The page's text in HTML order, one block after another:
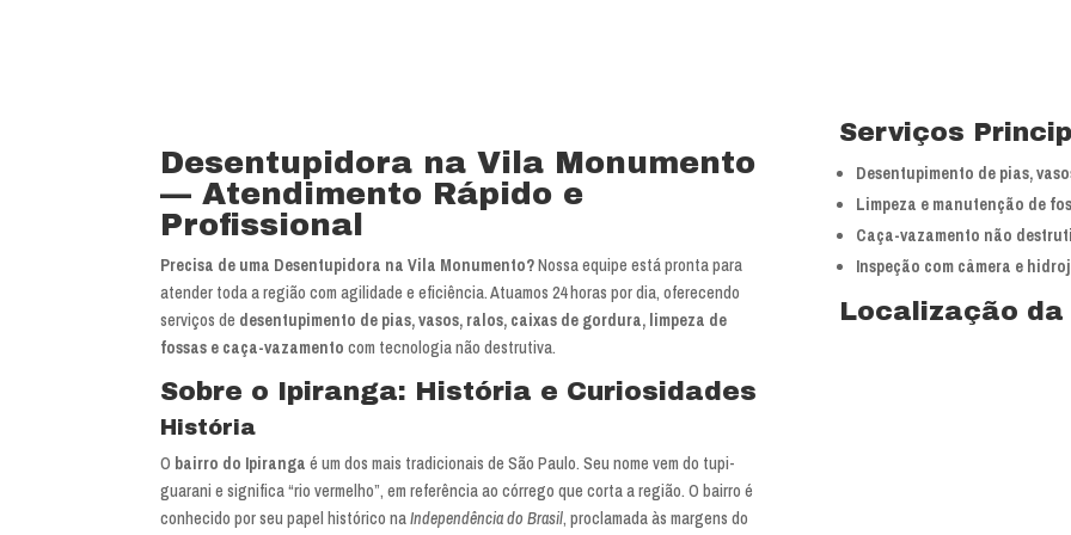
Desentupidora na Vila Monumento
— Atendimento Rápido e
Profissional
Precisa de uma Desentupidora na Vila Monumento?Nossa equipe está pronta para
atender toda a região com agilidade e eficiência. Atuamos 24 horas por dia, oferecendo
serviços de desentupimento de pias, vasos, ralos, caixas de gordura, limpeza de
fossas e caça-vazamento com tecnologia não destrutiva.
Sobre o Ipiranga: História e Curiosidades
História
O bairro do Ipiranga é um dos mais tradicionais de São Paulo. Seu nome vem do tupi-
guarani e significa “rio vermelho”, em referência ao córrego que corta a região. O bairro é
conhecido por seu papel histórico naIndependência do Brasil, proclamada às margens do
Serviços
Desentupimento de pias,
Limpeza e manutenção de
Caça-vazamento não
Inspeção com câmera e
Localização da